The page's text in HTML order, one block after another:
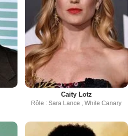
Caity Lotz
Rôle : Sara Lance , White Canary